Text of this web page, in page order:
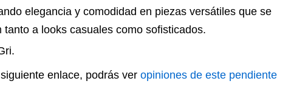
elegancia y comodidad en piezas versátiles que se
tanto a looks casuales como sofisticados.
enlace, podrás ver opiniones de este pendiente